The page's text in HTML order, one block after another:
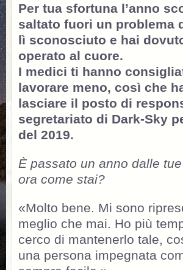
Per tua sfortuna l’anno
saltato fuori un problema
lì sconosciuto e hai
operato al cuore.
I medici ti hanno
lavorare meno, così che
lasciare il posto di
segretariato di Dark-Sky
del 2019.
È passato un anno dalle
ora come stai?
«Molto bene. Mi sono
meglio che mai. Ho più
cerco di mantenerlo tale,
una persona impegnata